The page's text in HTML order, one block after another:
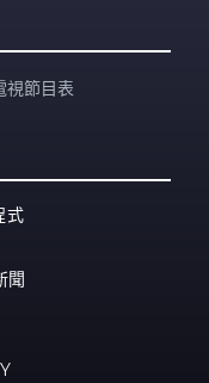
視節目表
式
聞